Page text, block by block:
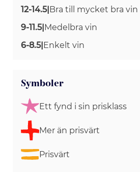
12-14.5|Bra till mycket bra vin
9-11.5|Medelbra vin
6-8.5|Enkelt vin
Symboler
Ett fynd i sin prisklass
Mer än prisvärt
Prisvärt